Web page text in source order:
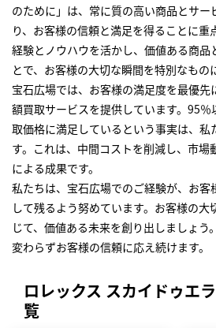
のために」は、常に質の高い商品とサー
り、お客様の信頼と満足を得ることに重
経験とノウハウを活かし、価値ある商品
とで、お客様の大切な瞬間を特別なもの
宝石広場では、お客様の満足度を最優先
額買取サービスを提供しています。95
取価格に満足しているという事実は、私
す。これは、中間コストを削減し、市場
による成果です。
私たちは、宝石広場でのご経験が、お客
して残るよう努めています。お客様の大
じて、価値ある未来を創り出しましょう
変わらずお客様の信頼に応え続けます。
ロレックス スカイドゥエ
覧